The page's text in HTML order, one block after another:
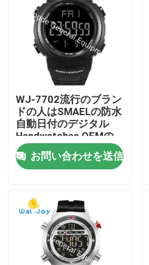
家
プロダクト
WJ-7702流行のブラン
ドの人はSMAELの防水
自動日付のデジタル
Handwatches OEMの
注文のロゴのプラスチ
ック腕時計を見ます
お問い合わせを送信